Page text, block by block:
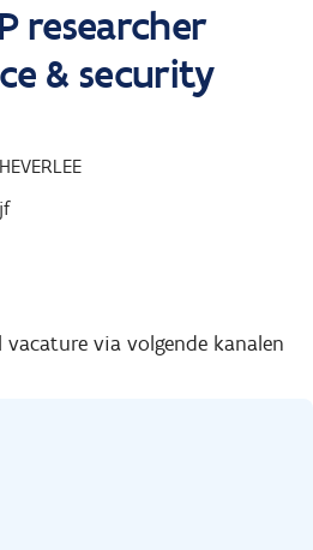
researcher
& security
HEVERLEE
vacature via volgende kanalen